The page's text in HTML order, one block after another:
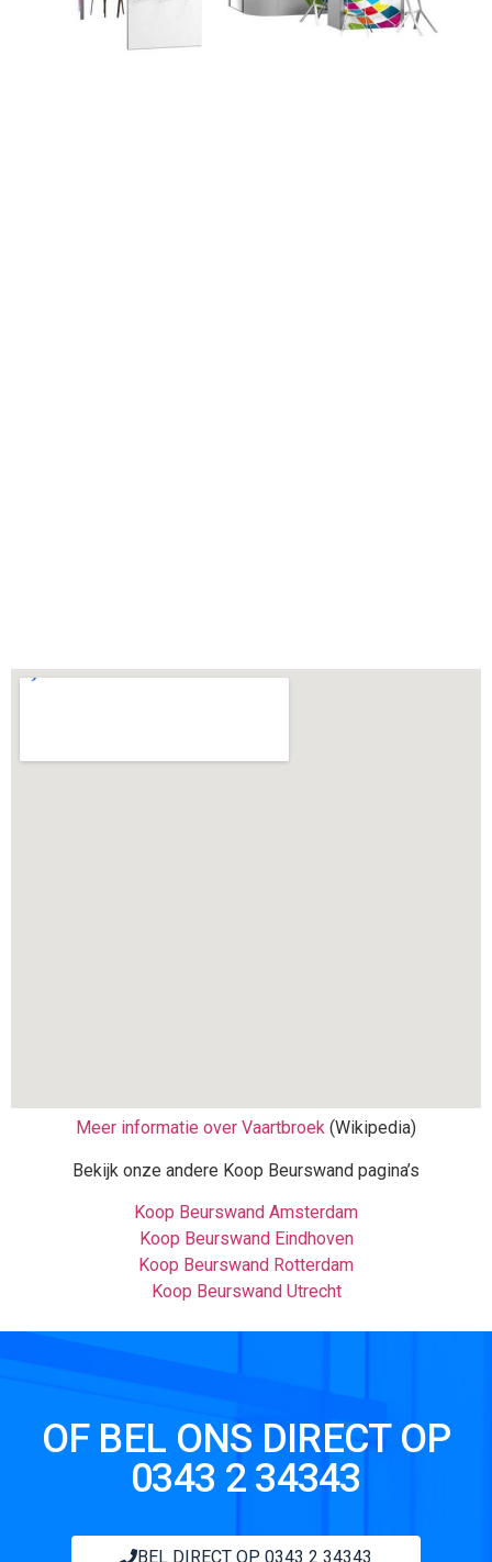
Meer informatie over Vaartbroek (Wikipedia)
Bekijk onze andere Koop Beurswand pagina’s
Koop Beurswand Amsterdam
Koop Beurswand Eindhoven
Koop Beurswand Rotterdam
Koop Beurswand Utrecht
OF BEL ONS DIRECT OP
0343 2 34343
BEL DIRECT OP 0343 2 34343